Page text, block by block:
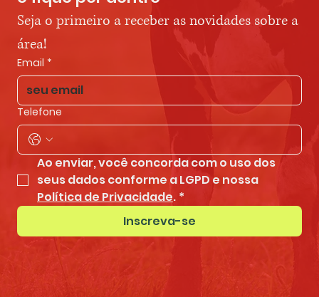
Seja o primeiro a receber as novidades sobre a
área!
Email *
Telefone
Ao enviar, você concorda com o uso dos
Política de Privacidade. *
Inscreva-se